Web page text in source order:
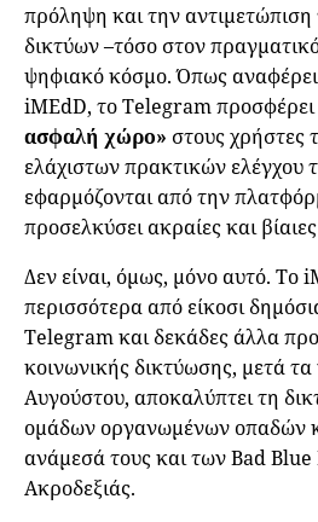
πρόληψη και την
δικτύων –τόσο στον
ψηφιακό κόσμο. Όπως
iMEdD, το Telegram
ασφαλή χώρο» στους χρήστες
ελάχιστων πρακτικών ελέγχου
εφαρμόζονται από την
προσελκύσει ακραίες και
Δεν είναι, όμως, μόνο αυτό. Το
περισσότερα από είκοσι
Telegram και δεκάδες άλλα
κοινωνικής δικτύωσης, μετά
Αυγούστου, αποκαλύπτει τη
ομάδων οργανωμένων οπαδών
ανάμεσά τους και των Bad
Ακροδεξιάς.